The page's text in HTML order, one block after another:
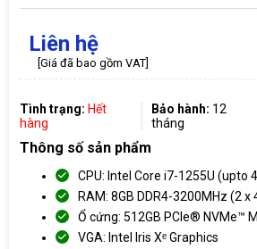
Liên hệ
[Giá đã bao gồm VAT]
Tình trạng: Hết
hàng
Bảo hành: 12
tháng
Thông số sản phẩm
CPU: Intel Core i7-1255U (upto
RAM: 8GB DDR4-3200MHz (2 x
Ổ cứng: 512GB PCIe® NVMe™
VGA: Intel Iris Xᵉ Graphics